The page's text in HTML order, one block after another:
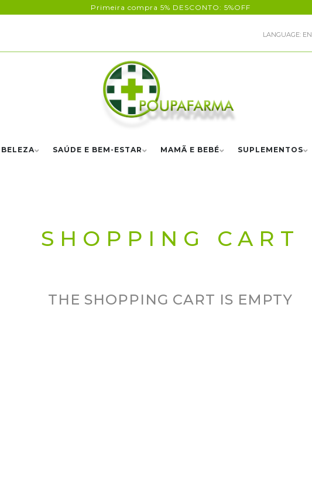
Primeira compra 5% DESCONTO: 5%OFF
LANGUAGE: EN
BELEZA SAÚDE E BEM-ESTAR MAMÃ E BEBÉ SUPLEMENTOS
SHOPPING CART
THE SHOPPING CART IS EMPTY